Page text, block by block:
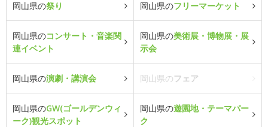
岡山県の祭り 岡山県のフリーマーケット
岡山県のコンサート・音楽関
連イベント
岡山県の美術展・博物展・展
示会
岡山県の演劇・講演会 岡山県のフェア
岡山県のGW(ゴールデンウィ
ーク)観光スポット
岡山県の遊園地・テーマパー
ク